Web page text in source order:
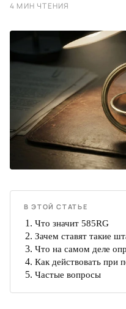
4 МИН ЧТЕНИЯ
В ЭТОЙ СТАТЬЕ
Что значит 585RG
Зачем ставят такие
Что на самом деле
Как действовать при
Частые вопросы